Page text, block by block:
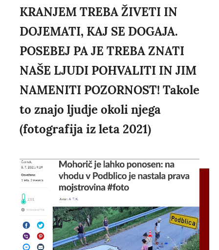
KRANJEM TREBA ŽIVETI IN
DOJEMATI, KAJ SE DOGAJA.
POSEBEJ PA JE TREBA ZNATI
NAŠE LJUDI POHVALITI IN JIM
NAMENITI POZORNOST! Takole
to znajo ljudje okoli njega
(fotografija iz leta 2021)